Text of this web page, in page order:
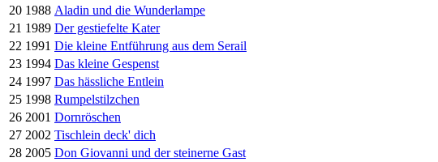
20 1988 Aladin und die Wunderlampe
21 1989 Der gestiefelte Kater
22 1991 Die kleine Entführung aus dem Serail
23 1994 Das kleine Gespenst
24 1997 Das hässliche Entlein
25 1998 Rumpelstilzchen
26 2001 Dornröschen
27 2002 Tischlein deck' dich
28 2005 Don Giovanni und der steinerne Gast